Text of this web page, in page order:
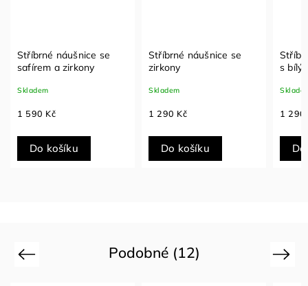
Stříbrné náušnice se
safírem a zirkony
Skladem
1 590 Kč
Do košíku
Stříbrné náušnice se
zirkony
Skladem
1 290 Kč
Do košíku
s
1 290
Podobné (12)
Previous Next